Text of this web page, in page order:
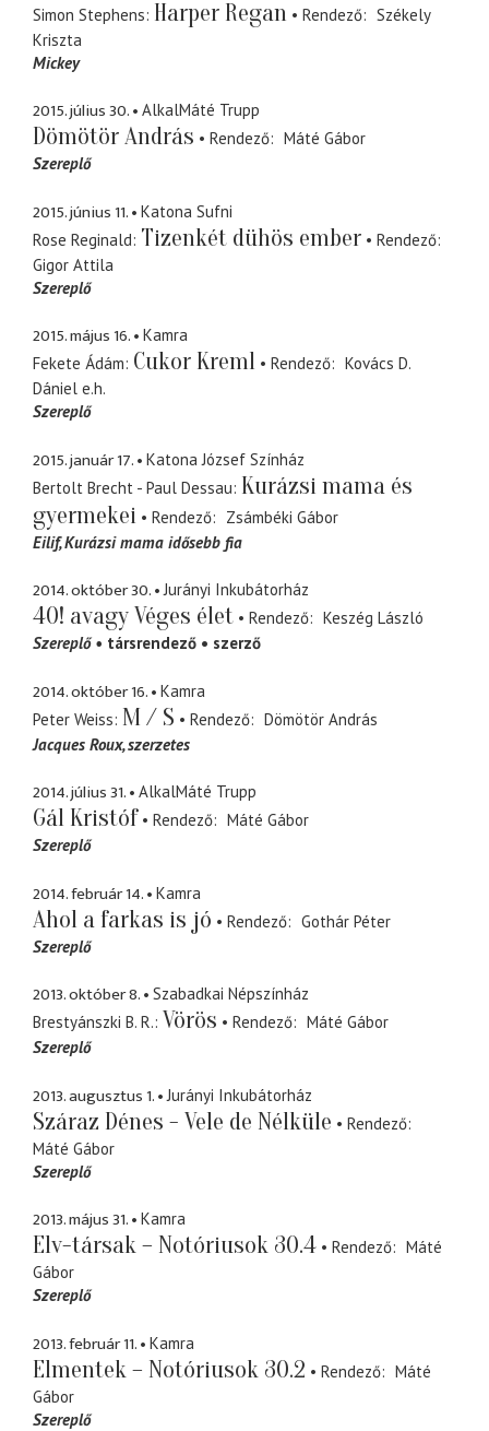
Simon Stephens Harper Regan Rendező
Székely
Kriszta
Mickey
2015. július 30. AlkalMáté Trupp
Dömötör András Rendező
Máté Gábor
Szereplő
2015. június 11.
Katona Sufni
Rose Reginald Tizenkét dühös ember
Rendező
Gigor Attila
Szereplő
2015. május 16.
Kamra
Fekete Ádám Cukor Kreml Rendező
Kovács D.
Dániel e.h.
Szereplő
2015. január 17.
Katona József Színház
Bertolt Brecht - Paul Dessau Kurázsi mama és
gyermekei
Rendező
Zsámbéki Gábor
Eilif Kurázsi mama idősebb fia
2014. október 30. Jurányi Inkubátorház
40! avagy Véges élet Rendező
Keszég László
Szereplő
társrendező szerző
2014. október 16.
Kamra
Peter Weiss M / S Rendező
Dömötör András
Jacques Roux szerzetes
2014. július 31. AlkalMáté Trupp
Gál Kristóf Rendező
Máté Gábor
Szereplő
2014. február 14. Kamra
Ahol a farkas is jó Rendező
Gothár Péter
Szereplő
2013. október 8.
Szabadkai Népszínház
Brestyánszki B. R. Vörös Rendező
Máté Gábor
Szereplő
2013. augusztus 1. Jurányi Inkubátorház
Száraz Dénes - Vele de Nélküle
Rendező
Máté Gábor
Szereplő
2013. május 31. Kamra
Elv-társak – Notóriusok 30.4 Rendező
Máté
Gábor
Szereplő
2013. február 11. Kamra
Elmentek – Notóriusok 30.2 Rendező
Máté
Gábor
Szereplő